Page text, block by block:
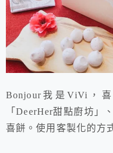
Bonjour我是ViVi，
「DeerHer甜點廚坊」
喜餅。使用客製化的方